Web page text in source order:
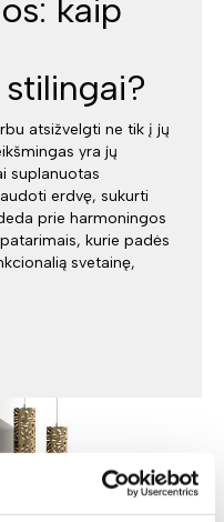
kaip
atsižvelgti ne tik į jų
yra jų
suplanuotas
erdvę, sukurti
prie harmoningos
kurie padės
svetainę,